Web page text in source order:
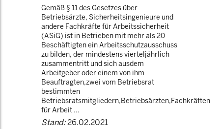
Gemäß § 11 des Gesetzes über
Betriebsärzte, Sicherheitsingenieure und
andere Fachkräfte für Arbeitssicherheit
(ASiG) ist in Betrieben mit mehr als 20
Beschäftigten ein Arbeitsschutzausschuss
zu bilden, der mindestens vierteljährlich
zusammentritt und sich ausdem
Arbeitgeber oder einem von ihm
Beauftragten,zwei vom Betriebsrat
bestimmten
Betriebsratsmitgliedern,Betriebsärzten,Fachkräften
für Arbeit ...
Stand:26.02.2021